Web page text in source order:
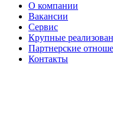
О компании
Вакансии
Сервис
Крупные
Партнерские
Контакты